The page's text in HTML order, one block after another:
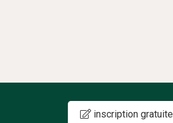
inscription gratuite